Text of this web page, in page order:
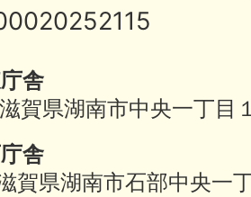
舎
賀県湖南市中央一丁目
舎
賀県湖南市石部中央一